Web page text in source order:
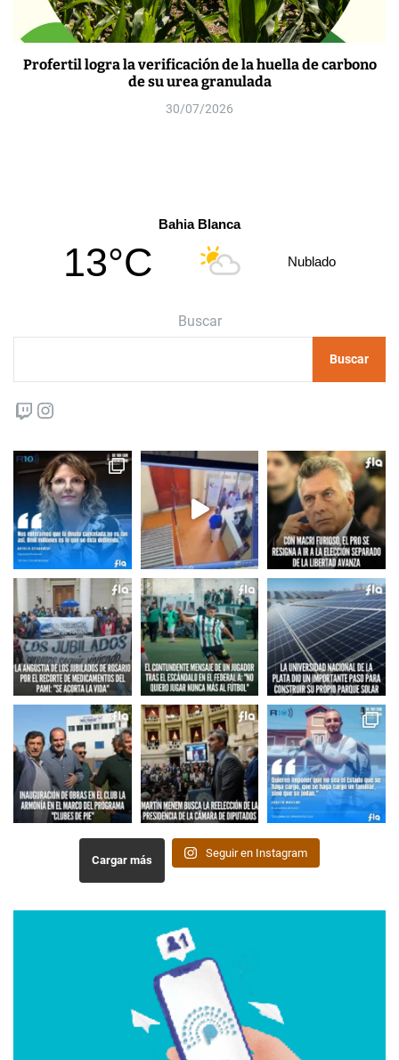
Profertil logra la verificación de la huella de carbono
de su urea granulada
30/07/2026
Bahia Blanca
13°C Nublado
Buscar
Buscar
Twitch
Cargar más
Seguir en Instagram